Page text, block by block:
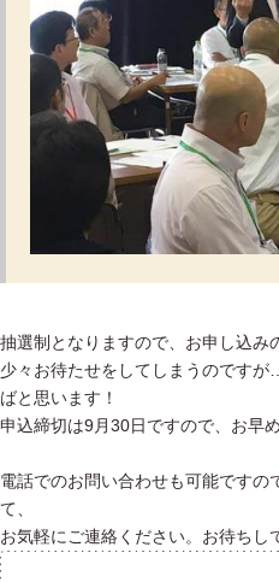
抽選制となりますので、お申し込み
少々お待たせをしてしまうのです
ばと思います！
申込締切は9月30日ですので、お早
電話でのお問い合わせも可能です
て、
お気軽にご連絡ください。お待ちし